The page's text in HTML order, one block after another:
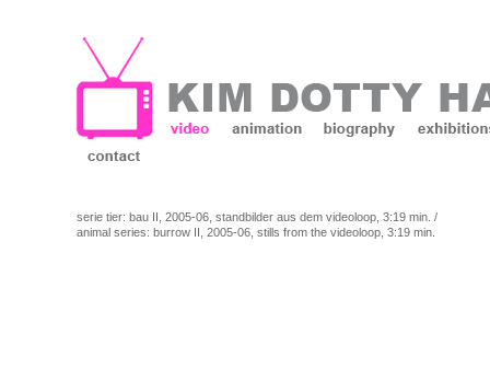
serie tier: bau II, 2005-06, standbilder aus dem videoloop, 3:19 min. /
animal series: burrow II, 2005-06, stills from the videoloop, 3:19 min.